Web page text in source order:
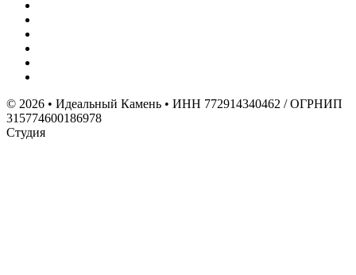
© 2026 • Идеальный Камень • ИНН 772914340462 / ОГРНИП
315774600186978
Студия